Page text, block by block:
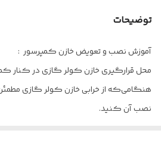
کاری
تعداد پایه 2 پایه
توضیحات
آموزش نصب و تعویض خازن کمپرسور :
محل قرارگیری خازن کولر گازی در کنار
هنگامی‌که از خرابی خازن کولر گازی
نصب آن کنید.